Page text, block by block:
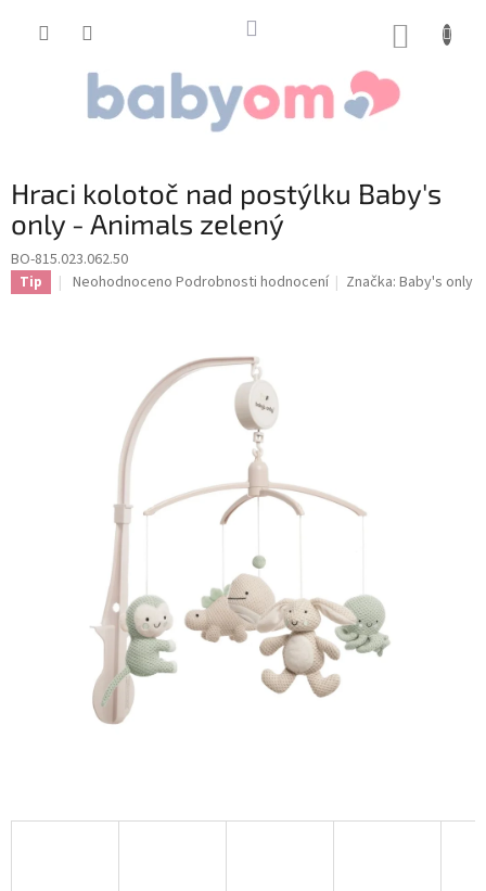
Hraci kolotoč nad postýlku Baby's
only - Animals zelený
BO-815.023.062.50
Tip
Průměrné
hvězdiček.
Neohodnoceno Podrobnosti hodnocení Značka:Baby's only